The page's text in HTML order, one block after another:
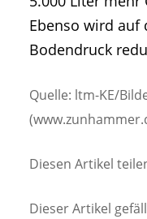
Ebenso wird auf
Bodendruck
Quelle: ltm-KE/
Diesen Artikel
Dieser Artikel